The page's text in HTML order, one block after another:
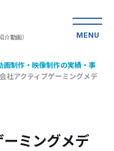
動画） MENU
画制作・映像制作の実績・事
社アクティブゲーミングメデ
ミングメデ